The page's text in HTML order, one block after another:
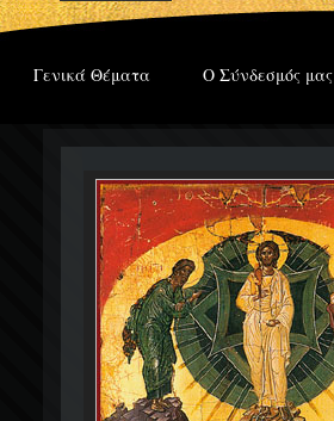
Γενικά Θέματα Ο Σύνδεσμός μας